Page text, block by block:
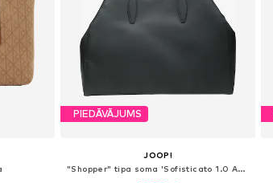
PIEDĀVĀJUMS
JOOP!
"Shopper" tipa soma 'Sofisticato 1.0 Anela'